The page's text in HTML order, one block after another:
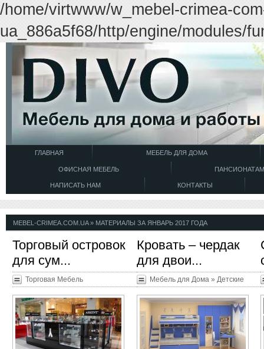
/home/virtwww/w_mebel-crimea-
ua_886a5f68/http/engine/modules/
ГЛАВНАЯ МЕБЕЛЬ ДЛЯ ДОМА
ОФИСНАЯ МЕБЕЛЬ ПАНСИОНАТАМ
НАПИСАТЬ НАМ КОНТАКТЫ
MEBEL-CRIMEA.COM.UA» МАТЕРИАЛЫ ЗА ЯНВАРЬ 2017 ГОДА
Торговый островок
для сум...
Торговая Мебель
Кровать – чердак
для двои...
Мебель для Дома» Детские